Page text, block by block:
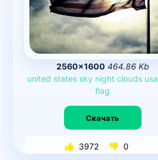
2560×1600 464.86 Kb
united states sky night clouds usa
flag
Скачать
3972 0